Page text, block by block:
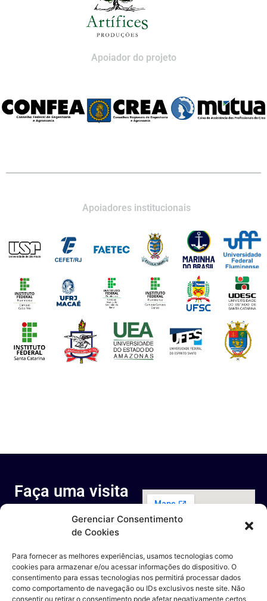
Gerenciar Consentimento
de Cookies
Para fornecer as melhores experiências, usamos tecnologias como
cookies para armazenar e/ou acessar informações do dispositivo. O
consentimento para essas tecnologias nos permitirá processar dados
como comportamento de navegação ou IDs exclusivos neste site. Não
consentir ou retirar o consentimento pode afetar negativamente certos
Apoiador do projeto
Apoiadores institucionais
Faça uma visita
ao nosso
espaço
Rua Octávio Cantanhede, 817-
Universidade Federal do Rio de
Janeiro, Rio de Janeiro - RJ
Entre em contato